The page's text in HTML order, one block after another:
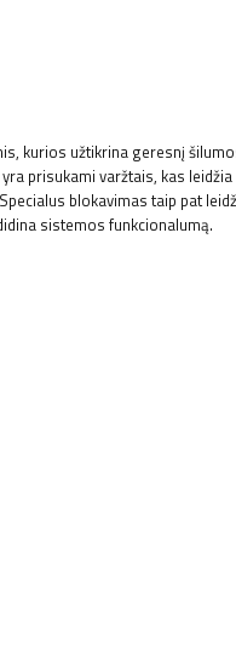
kurios užtikrina geresnį
prisukami varžtais, kas
blokavimas taip pat
sistemos funkcionalumą.